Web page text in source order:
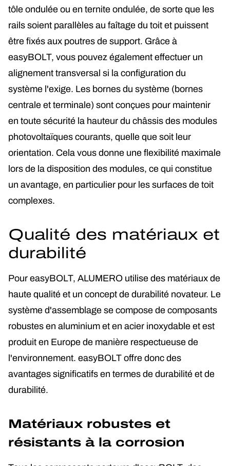
tôle ondulée ou en ternite ondulée, de sorte que les
rails soient parallèles au faîtage du toit et puissent
être fixés aux poutres de support. Grâce à
easyBOLT, vous pouvez également effectuer un
alignement transversal si la configuration du
système l'exige. Les bornes du système (bornes
centrale et terminale) sont conçues pour maintenir
en toute sécurité la hauteur du châssis des modules
photovoltaïques courants, quelle que soit leur
orientation. Cela vous donne une flexibilité maximale
lors de la disposition des modules, ce qui constitue
un avantage, en particulier pour les surfaces de toit
complexes.
Qualité des matériaux et
durabilité
Pour easyBOLT, ALUMERO utilise des matériaux de
haute qualité et un concept de durabilité novateur. Le
système d'assemblage se compose de composants
robustes en aluminium et en acier inoxydable et est
produit en Europe de manière respectueuse de
l'environnement. easyBOLT offre donc des
avantages significatifs en termes de durabilité et de
durabilité.
Matériaux robustes et
résistants à la corrosion